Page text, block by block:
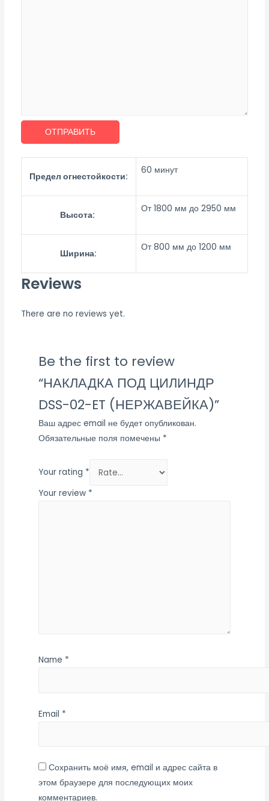
ОТПРАВИТЬ
Предел огнестойкости:
60 минут
Высота:
От 1800 мм до 2950 мм
Ширина:
От 800 мм до 1200 мм
Reviews
There are no reviews yet.
Be the first to review
“НАКЛАДКА ПОД ЦИЛИНДР
DSS-02-ET (НЕРЖАВЕЙКА)”
Ваш адрес email не будет опубликован.
Обязательные поля помечены *
Your rating *
Your review *
Name *
Email *
Сохранить моё имя, email и адрес сайта в
этом браузере для последующих моих
комментариев.